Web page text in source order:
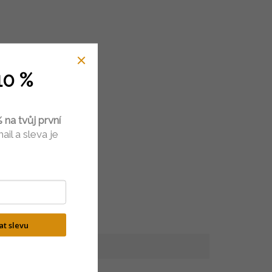
%
na tvůj první
a sleva je
slevu